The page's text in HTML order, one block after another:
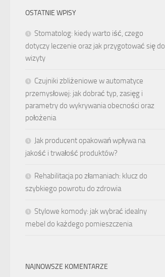
OSTATNIE WPISY
Stomatolog: kiedy warto iść, czego
dotyczy leczenie oraz jak przygotować się do
wizyty
Czujniki zbliżeniowe w automatyce
przemysłowej: jak dobrać typ, zasięg i
parametry do wykrywania obecności oraz
położenia
Jak producent opakowań wpływa na
jakość i trwałość produktów?
Rehabilitacja po złamaniach: klucz do
szybkiego powrotu do zdrowia
Stylowe komody: jak wybrać idealny
mebel do każdego pomieszczenia
NAJNOWSZE KOMENTARZE